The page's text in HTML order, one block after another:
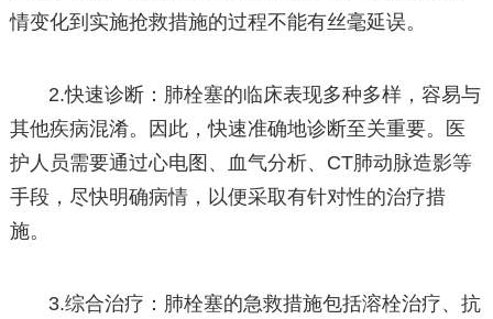
情变化到实施抢救措施的过程不能有丝毫延误。
2.快速诊断：肺栓塞的临床表现多种多样，容易与
其他疾病混淆。因此，快速准确地诊断至关重要。医
护人员需要通过心电图、血气分析、CT肺动脉造影等
手段，尽快明确病情，以便采取有针对性的治疗措
施。
3.综合治疗：肺栓塞的急救措施包括溶栓治疗、抗